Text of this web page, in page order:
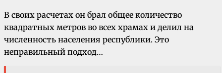
В своих расчетах он брал общее количество
квадратных метров во всех храмах и делил на
численность населения республики. Это
неправильный подход…